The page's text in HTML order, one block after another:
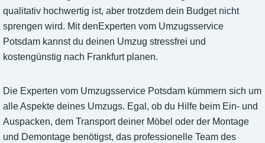
qualitativ hochwertig ist, aber trotzdem dein Budget nicht
sprengen wird. Mit denExperten vom Umzugsservice
Potsdam kannst du deinen Umzug stressfrei und
kostengünstig nach Frankfurt planen.
Die Experten vom Umzugsservice Potsdam kümmern sich um
alle Aspekte deines Umzugs. Egal, ob du Hilfe beim Ein- und
Auspacken, dem Transport deiner Möbel oder der Montage
und Demontage benötigst, das professionelle Team des